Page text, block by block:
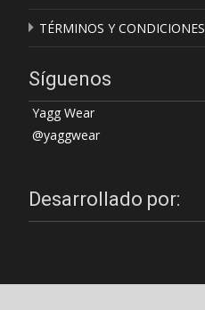
TÉRMINOS Y CONDICIONES
Síguenos
Yagg Wear
@yaggwear
Desarrollado por: